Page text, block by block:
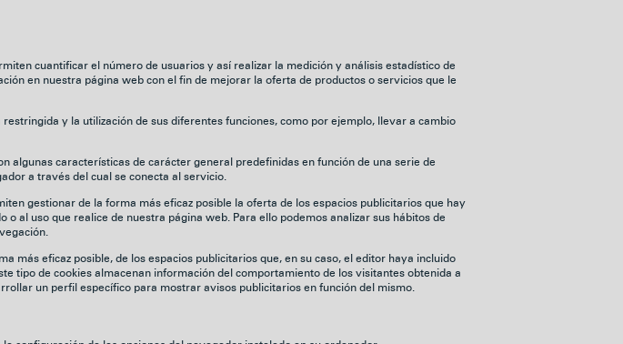
cuantificar el número de usuarios y así realizar la medición y análisis estadístico de
en nuestra página web con el fin de mejorar la oferta de productos o servicios que le
y la utilización de sus diferentes funciones, como por ejemplo, llevar a cambio
algunas características de carácter general predefinidas en función de una serie de
a través del cual se conecta al servicio.
gestionar de la forma más eficaz posible la oferta de los espacios publicitarios que hay
al uso que realice de nuestra página web. Para ello podemos analizar sus hábitos de
más eficaz posible, de los espacios publicitarios que, en su caso, el editor haya incluido
tipo de cookies almacenan información del comportamiento de los visitantes obtenida a
un perfil específico para mostrar avisos publicitarios en función del mismo.